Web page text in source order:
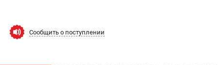
Как нас найти
Сообщить о поступлении